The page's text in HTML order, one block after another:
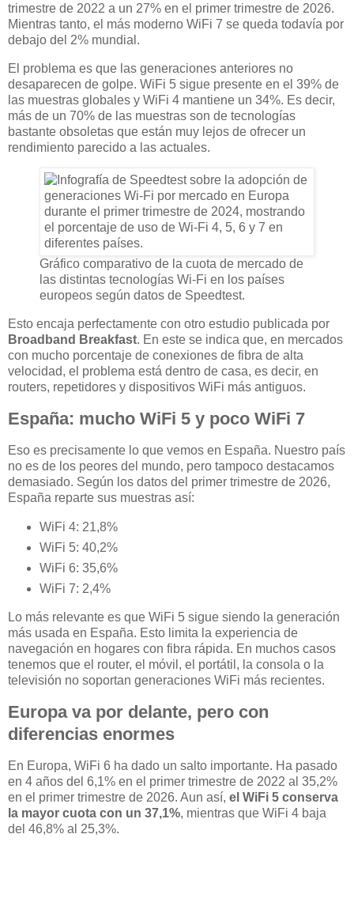
trimestre de 2022 a un 27% en el primer trimestre de 2026.
Mientras tanto, el más moderno WiFi 7 se queda todavía por
debajo del 2% mundial.
El problema es que las generaciones anteriores no
desaparecen de golpe. WiFi 5 sigue presente en el 39% de
las muestras globales y WiFi 4 mantiene un 34%. Es decir,
más de un 70% de las muestras son de tecnologías
bastante obsoletas que están muy lejos de ofrecer un
rendimiento parecido a las actuales.
Gráfico comparativo de la cuota de mercado de
las distintas tecnologías Wi-Fi en los países
europeos según datos de Speedtest.
Esto encaja perfectamente con otro estudio publicada por
Broadband Breakfast. En este se indica que, en mercados
con mucho porcentaje de conexiones de fibra de alta
velocidad, el problema está dentro de casa, es decir, en
routers, repetidores y dispositivos WiFi más antiguos.
España: mucho WiFi 5 y poco WiFi 7
Eso es precisamente lo que vemos en España. Nuestro país
no es de los peores del mundo, pero tampoco destacamos
demasiado. Según los datos del primer trimestre de 2026,
España reparte sus muestras así:
WiFi 4: 21,8%
WiFi 5: 40,2%
WiFi 6: 35,6%
WiFi 7: 2,4%
Lo más relevante es que WiFi 5 sigue siendo la generación
más usada en España. Esto limita la experiencia de
navegación en hogares con fibra rápida. En muchos casos
tenemos que el router, el móvil, el portátil, la consola o la
televisión no soportan generaciones WiFi más recientes.
Europa va por delante, pero con
diferencias enormes
En Europa, WiFi 6 ha dado un salto importante. Ha pasado
en 4 años del 6,1% en el primer trimestre de 2022 al 35,2%
en el primer trimestre de 2026. Aun así, el WiFi 5 conserva
la mayor cuota con un 37,1%, mientras que WiFi 4 baja
del 46,8% al 25,3%.